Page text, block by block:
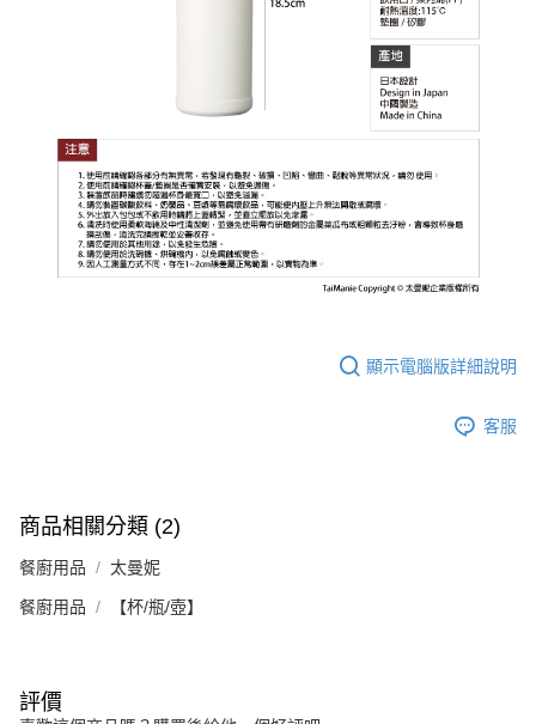
顯示電腦版詳細說明
客服
商品相關分類 (2)
餐廚用品 太曼妮
餐廚用品 【杯/瓶/壺】
評價